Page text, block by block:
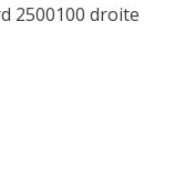
2500100 droite